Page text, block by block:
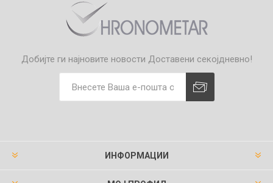
Добијте ги најновите новости Доставени секојдневно!
ИНФОРМАЦИИ